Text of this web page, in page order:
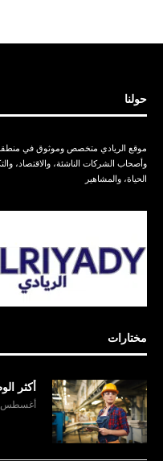
حولنا
موقع الريادي متخصص وموثوق في منطقة
وأصحاب الشركات الناشئة، والاقتصاد،
الحياة، والمشاهير
مختارات
أكثر
أغسطس 6, 2026